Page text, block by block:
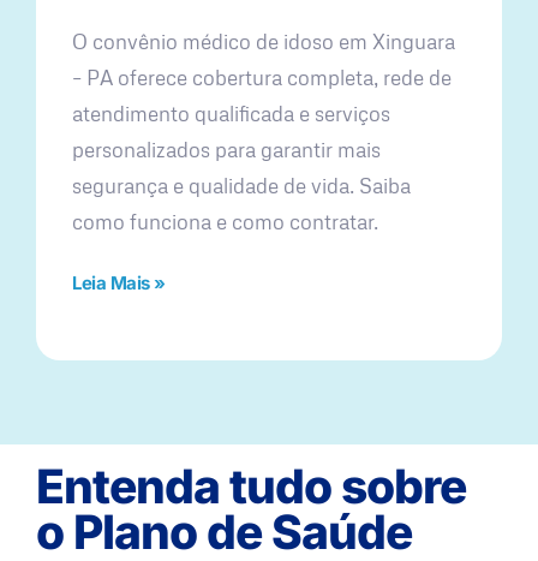
O convênio médico de idoso em Xinguara
– PA oferece cobertura completa, rede de
atendimento qualificada e serviços
personalizados para garantir mais
segurança e qualidade de vida. Saiba
como funciona e como contratar.
Leia Mais »
Entenda tudo sobre
o Plano de Saúde